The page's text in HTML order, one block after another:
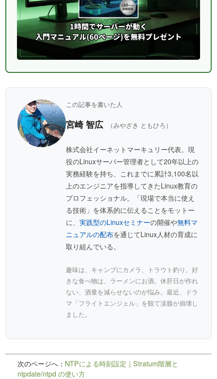
この記事を書いた人
宮崎 智広 （みやざき ともひろ）
株式会社イーネットマーキュリー代表。現
役のLinuxサーバー管理者として20年以上の
実務経験を持ち、これまでに累計3,100名以
上のエンジニアを指導してきたLinux教育の
プロフェッショナル。「現場で本当に使え
る技術」を体系的に伝えることをモットー
に、実践型のLinuxセミナーの開催や無料マ
ニュアルの配布を通じてLinux人材の育成に
取り組んでいる。
趣味は、キャンプにカメラ、トラウト釣り。好
きな食べ物は、ラーメンにお酒。休肝日が作れ
ない、酒量を減らせないのが悩み。最近、ドラ
マ「フライトエンジェル」を観て涙腺が崩壊し
ました。
次のページへ： NTPによる時刻設定｜Stratum階層と
ntpdate/ntpd の使い方